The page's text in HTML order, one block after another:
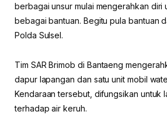
berbagai unsur mulai mengerahkan diri
bebagai bantuan. Begitu pula bantuan
Polda Sulsel.
Tim SAR Brimob di Bantaeng
dapur lapangan dan satu unit mobil
Kendaraan tersebut, difungsikan untuk
terhadap air keruh.